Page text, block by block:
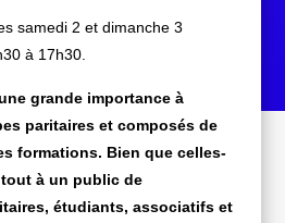
samedi 2 et dimanche 3
à 17h30.
grande importance à
paritaires et composés de
formations. Bien que celles-
à un public de
étudiants, associatifs et